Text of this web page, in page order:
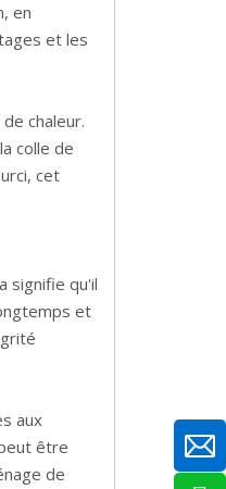
en
et les
chaleur.
colle de
cet
signifie qu'il
et
aux
être
de